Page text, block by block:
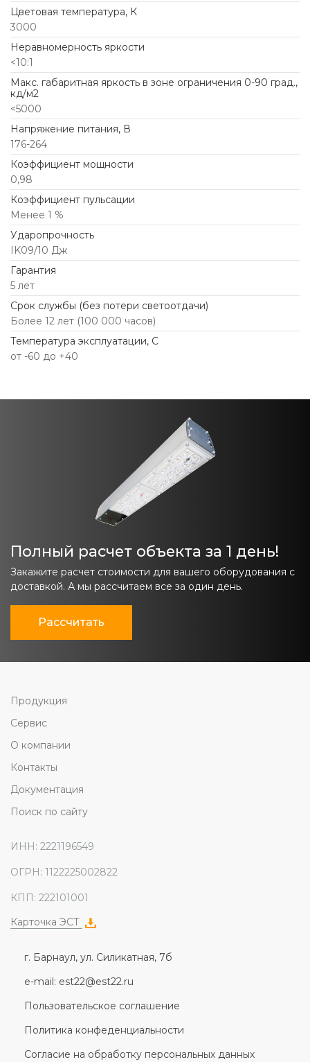
Цветовая температура, К
3000
Неравномерность яркости
<10:1
Макс. габаритная яркость в зоне ограничения 0-90 град.,
кд/м2
<5000
Напряжение питания, В
176-264
Коэффициент мощности
0,98
Коэффициент пульсации
Менее 1 %
Ударопрочность
IK09/10 Дж
Гарантия
5 лет
Срок службы (без потери светоотдачи)
Более 12 лет (100 000 часов)
Температура эксплуатации, С
от -60 до +40
Полный расчет объекта за 1 день!
Закажите расчет стоимости для вашего оборудования с
доставкой. А мы рассчитаем все за один день.
Рассчитать
Продукция
Сервис
О компании
Контакты
Документация
Поиск по сайту
ИНН: 2221196549
ОГРН: 1122225002822
КПП: 222101001
Карточка ЭСТ
г. Барнаул, ул. Силикатная, 7б
e-mail: est22@est22.ru
Пользовательское соглашение
Политика конфеденциальности
Согласие на обработку персональных данных